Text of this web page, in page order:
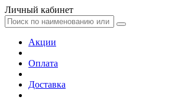
Личный кабинет
Акции
Оплата
Доставка